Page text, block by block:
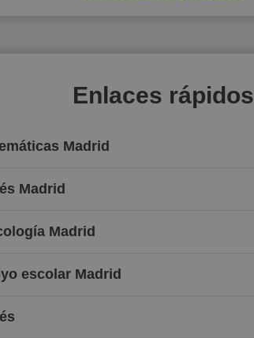
Enlaces rápidos
Madrid
Madrid
Madrid
escolar Madrid